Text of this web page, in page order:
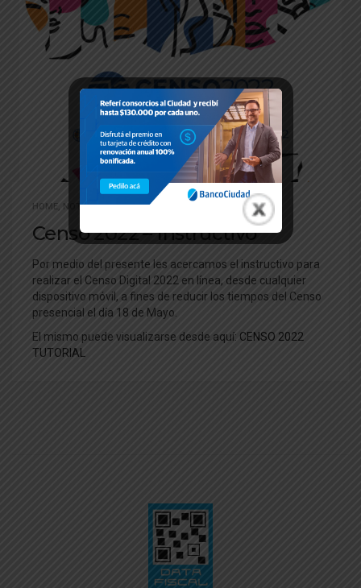
HOME, NOTICIAS
Censo 2022 – Instructivo
Por medio del presente les acercamos el instructivo para
realizar el Censo Digital 2022 en línea, desde cualquier
dispositivo móvil, a fines de reducir los tiempos del Censo
presencial el día 18 de Mayo.
El mismo puede visualizarse desde aquí: CENSO 2022
TUTORIAL